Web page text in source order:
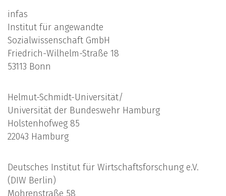
infas
Institut für angewandte
Sozialwissenschaft GmbH
Friedrich-Wilhelm-Straße 18
53113 Bonn
Helmut-Schmidt-Universität/
Universität der Bundeswehr Hamburg
Holstenhofweg 85
22043 Hamburg
Deutsches Institut für Wirtschaftsforschung e.V.
(DIW Berlin)
Mohrenstraße 58